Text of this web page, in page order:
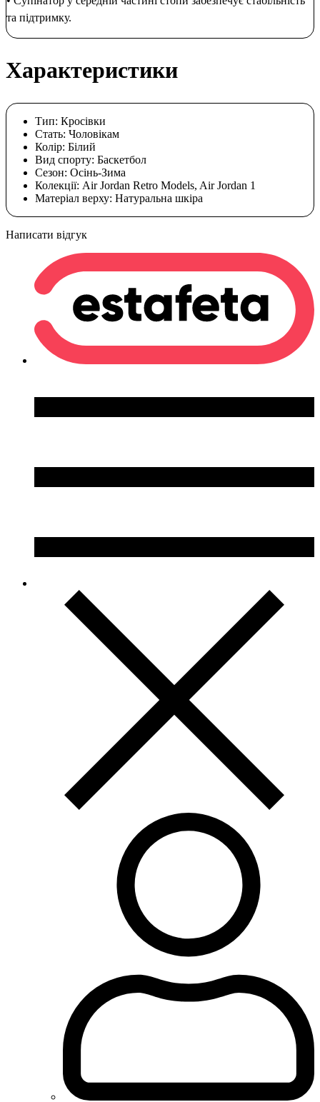
та підтримку.
Характеристики
Тип: Кросівки
Стать: Чоловікам
Колір: Білий
Вид спорту: Баскетбол
Сезон: Осінь-Зима
Колекції: Air Jordan Retro Models, Air Jordan 1
Матеріал верху: Натуральна шкіра
Написати відгук